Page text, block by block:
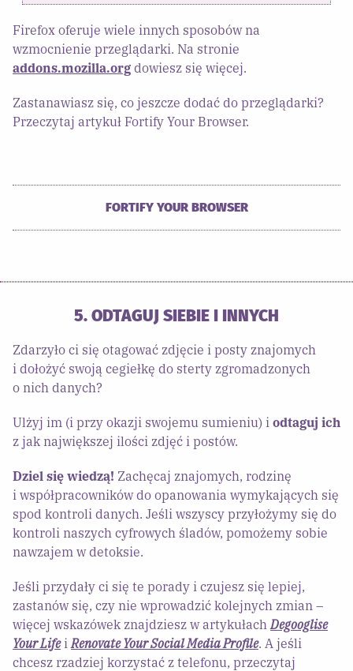
Firefox oferuje wiele innych sposobów na
wzmocnienie przeglądarki. Na stronie
addons.mozilla.org dowiesz się więcej.
Zastanawiasz się, co jeszcze dodać do przeglądarki?
Przeczytaj artykuł Fortify Your Browser.
FORTIFY YOUR BROWSER
5. ODTAGUJ SIEBIE I INNYCH
Zdarzyło ci się otagować zdjęcie i posty znajomych
i dołożyć swoją cegiełkę do sterty zgromadzonych
o nich danych?
Ulżyj im (i przy okazji swojemu sumieniu) i odtaguj ich
z jak największej ilości zdjęć i postów.
Dziel się wiedzą! Zachęcaj znajomych, rodzinę
i współpracowników do opanowania wymykających się
spod kontroli danych. Jeśli wszyscy przyłożymy się do
kontroli naszych cyfrowych śladów, pomożemy sobie
nawzajem w detoksie.
Jeśli przydały ci się te porady i czujesz się lepiej,
zastanów się, czy nie wprowadzić kolejnych zmian –
więcej wskazówek znajdziesz w artykułach Degooglise
Your Lifei Renovate Your Social Media Profile. A jeśli
chcesz rzadziej korzystać z telefonu, przeczytaj